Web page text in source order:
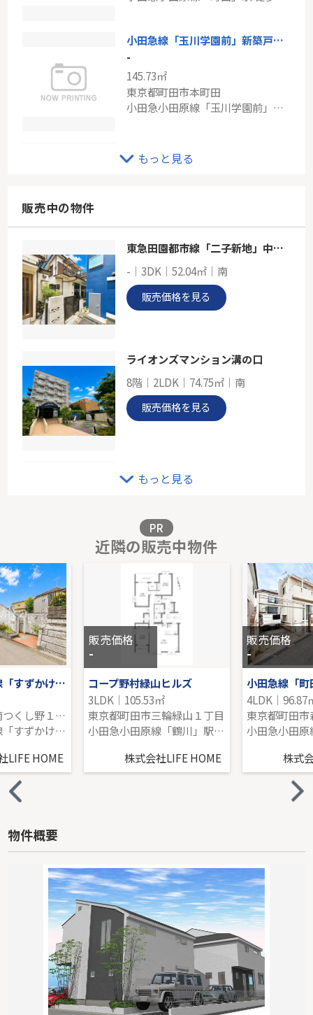
小田急線「玉川学園前」新築戸建て
-
145.73㎡
東京都町田市本町田
小田急小田原線「玉川学園前」駅 徒歩19分
田園都市線「つくし野」中古
-
-
101.57㎡
東京都町田市真光寺町
もっと見る
販売中の物件
東急田園都市線「二子新地」中古戸建
-｜3DK｜52.04㎡｜南
販売価格を見る
ライオンズマンション溝の口
8階｜2LDK｜74.75㎡｜南
販売価格を見る
販売価格を見る
グリーンライン「北山田」条件なし土地
-｜-｜202.79㎡｜-
販売価格を見る
もっと見る
PR
近隣の販売中物件
東急田園都市線「すずかけ台」土地
東京都町田市南つくし野１丁目
東急田園都市線「すずかけ台」駅 徒歩11分
LIFE HOME
販売価格
-
コープ野村緑山ヒルズ
3LDK｜105.53㎡
東京都町田市三輪緑山１丁目
小田急小田原線「鶴川」駅 バス8分 「鶴川緑山住宅」 停歩2分
株式会社LIFE HOME
販売価格
-
小田急線「
4LDK｜96.87
東京都町田
株式
物件概要